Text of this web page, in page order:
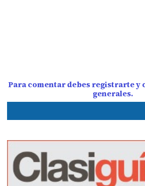
Para comentar debes registrarte y
generales.